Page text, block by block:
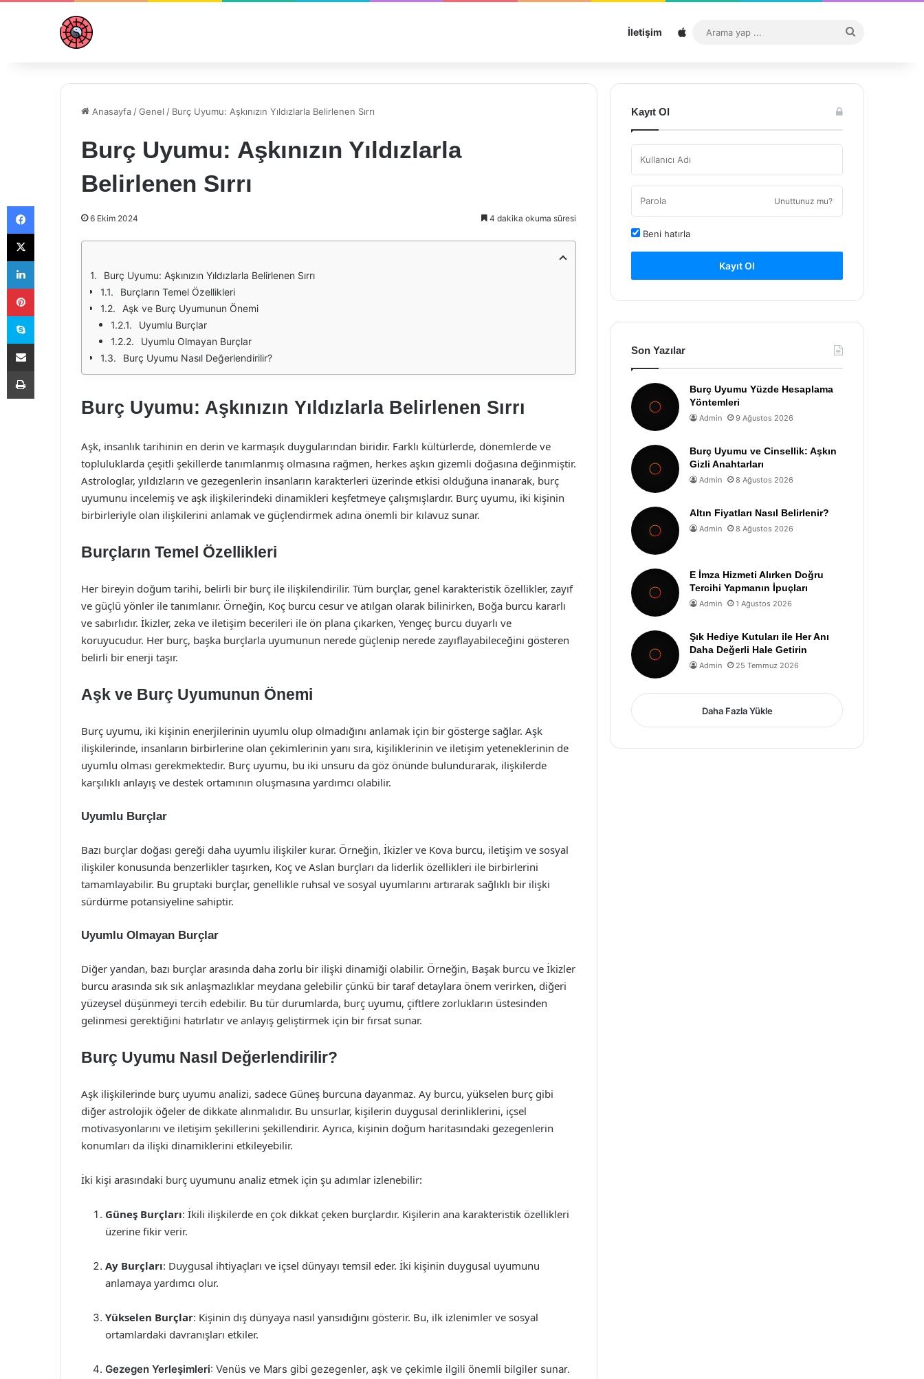
İletişim Sitemap
...
Anasayfa /Genel / Burç Uyumu: Aşkınızın Yıldızlarla Belirlenen Sırrı
Burç Uyumu: Aşkınızın Yıldızlarla
Belirlenen Sırrı
6 Ekim 2024 4 dakika okuma süresi
Burç Uyumu: Aşkınızın Yıldızlarla Belirlenen Sırrı
Burçların Temel Özellikleri
Aşk ve Burç Uyumunun Önemi
Uyumlu Burçlar
Uyumlu Olmayan Burçlar
Burç Uyumu Nasıl Değerlendirilir?
Burç Uyumu: Aşkınızın Yıldızlarla Belirlenen Sırrı
Aşk, insanlık tarihinin en derin ve karmaşık duygularından biridir. Farklı kültürlerde, dönemlerde ve
topluluklarda çeşitli şekillerde tanımlanmış olmasına rağmen, herkes aşkın gizemli doğasına değinmiştir.
Astrologlar, yıldızların ve gezegenlerin insanların karakterleri üzerinde etkisi olduğuna inanarak, burç
uyumunu incelemiş ve aşk ilişkilerindeki dinamikleri keşfetmeye çalışmışlardır. Burç uyumu, iki kişinin
birbirleriyle olan ilişkilerini anlamak ve güçlendirmek adına önemli bir kılavuz sunar.
Burçların Temel Özellikleri
Her bireyin doğum tarihi, belirli bir burç ile ilişkilendirilir. Tüm burçlar, genel karakteristik özellikler, zayıf
ve güçlü yönler ile tanımlanır. Örneğin, Koç burcu cesur ve atılgan olarak bilinirken, Boğa burcu kararlı
ve sabırlıdır. İkizler, zeka ve iletişim becerileri ile ön plana çıkarken, Yengeç burcu duyarlı ve
koruyucudur. Her burç, başka burçlarla uyumunun nerede güçlenip nerede zayıflayabileceğini gösteren
belirli bir enerji taşır.
Aşk ve Burç Uyumunun Önemi
Burç uyumu, iki kişinin enerjilerinin uyumlu olup olmadığını anlamak için bir gösterge sağlar. Aşk
ilişkilerinde, insanların birbirlerine olan çekimlerinin yanı sıra, kişiliklerinin ve iletişim yeteneklerinin de
uyumlu olması gerekmektedir. Burç uyumu, bu iki unsuru da göz önünde bulundurarak, ilişkilerde
karşılıklı anlayış ve destek ortamının oluşmasına yardımcı olabilir.
Uyumlu Burçlar
Bazı burçlar doğası gereği daha uyumlu ilişkiler kurar. Örneğin, İkizler ve Kova burcu, iletişim ve sosyal
ilişkiler konusunda benzerlikler taşırken, Koç ve Aslan burçları da liderlik özellikleri ile birbirlerini
tamamlayabilir. Bu gruptaki burçlar, genellikle ruhsal ve sosyal uyumlarını artırarak sağlıklı bir ilişki
sürdürme potansiyeline sahiptir.
Uyumlu Olmayan Burçlar
Diğer yandan, bazı burçlar arasında daha zorlu bir ilişki dinamiği olabilir. Örneğin, Başak burcu ve İkizler
burcu arasında sık sık anlaşmazlıklar meydana gelebilir çünkü bir taraf detaylara önem verirken, diğeri
yüzeysel düşünmeyi tercih edebilir. Bu tür durumlarda, burç uyumu, çiftlere zorlukların üstesinden
gelinmesi gerektiğini hatırlatır ve anlayış geliştirmek için bir fırsat sunar.
Burç Uyumu Nasıl Değerlendirilir?
Aşk ilişkilerinde burç uyumu analizi, sadece Güneş burcuna dayanmaz. Ay burcu, yükselen burç gibi
diğer astrolojik öğeler de dikkate alınmalıdır. Bu unsurlar, kişilerin duygusal derinliklerini, içsel
motivasyonlarını ve iletişim şekillerini şekillendirir. Ayrıca, kişinin doğum haritasındaki gezegenlerin
konumları da ilişki dinamiklerini etkileyebilir.
İki kişi arasındaki burç uyumunu analiz etmek için şu adımlar izlenebilir:
Güneş Burçları: İkili ilişkilerde en çok dikkat çeken burçlardır. Kişilerin ana karakteristik özellikleri
üzerine fikir verir.
Ay Burçları: Duygusal ihtiyaçları ve içsel dünyayı temsil eder. İki kişinin duygusal uyumunu
anlamaya yardımcı olur.
Yükselen Burçlar: Kişinin dış dünyaya nasıl yansıdığını gösterir. Bu, ilk izlenimler ve sosyal
ortamlardaki davranışları etkiler.
Gezegen Yerleşimleri: Venüs ve Mars gibi gezegenler, aşk ve çekimle ilgili önemli bilgiler sunar.
Kayıt Ol
Unuttunuz mu?
Beni hatırla
Kayıt Ol
Son Yazılar
Burç Uyumu Yüzde Hesaplama
Yöntemleri
Admin 9 Ağustos 2026
Burç Uyumu ve Cinsellik: Aşkın
Gizli Anahtarları
Admin 8 Ağustos 2026
Altın Fiyatları Nasıl Belirlenir?
Admin 8 Ağustos 2026
E İmza Hizmeti Alırken Doğru
Tercihi Yapmanın İpuçları
Admin 1 Ağustos 2026
Şık Hediye Kutuları ile Her Anı
Daha Değerli Hale Getirin
Admin 25 Temmuz 2026
Daha Fazla Yükle
Facebook
X
LinkedIn
Pinterest
Skype
E-Posta ile paylaş